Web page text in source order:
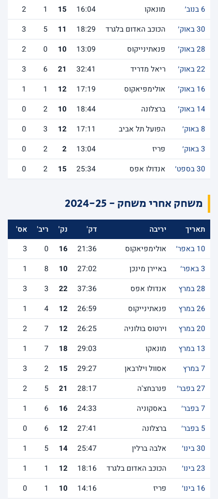
6 בנוב׳ מונאקו 16:04
15
1
2
30 באוק׳
הכוכב האדום בלגרד 18:29
11
5
3
28 באוק׳
פנאתינייקוס 13:09
10
0
2
22 באוק׳
ריאל מדריד 32:41
21
6
3
16 באוק׳
אולימפיאקוס 17:19
12
1
1
14 באוק׳
ברצלונה 18:44
10
2
0
8 באוק׳
הפועל תל אביב 17:11
12
3
0
3 באוק׳
פריז 13:04
2
2
0
30 בספט׳
אנדולו אפס 25:34
15
2
0
משחק אחרי משחק - 2024-25
תאריך יריבה דק' נק' ריב' אס'
10 באפר׳
אולימפיאקוס 21:36
16
0
3
3 באפר׳
באיירן מינכן 27:02
10
8
1
28 במרץ
אנדולו אפס 37:36
22
3
3
26 במרץ
פנאתינייקוס 26:59
12
4
1
20 במרץ
וירטוס בולוניה 26:25
12
7
2
13 במרץ
מונאקו 29:03
18
7
1
7 במרץ
אסוול וילרבאן 29:27
15
2
3
27 בפבר׳
פנרבחצ'ה 28:17
21
5
2
7 בפבר׳
באסקוניה 24:33
16
6
1
5 בפבר׳
ברצלונה 27:41
12
6
0
30 בינו׳
אלבה ברלין 25:47
14
5
1
23 בינו׳
הכוכב האדום בלגרד 18:16
12
1
1
16 בינו׳
פריז 14:16
10
1
0